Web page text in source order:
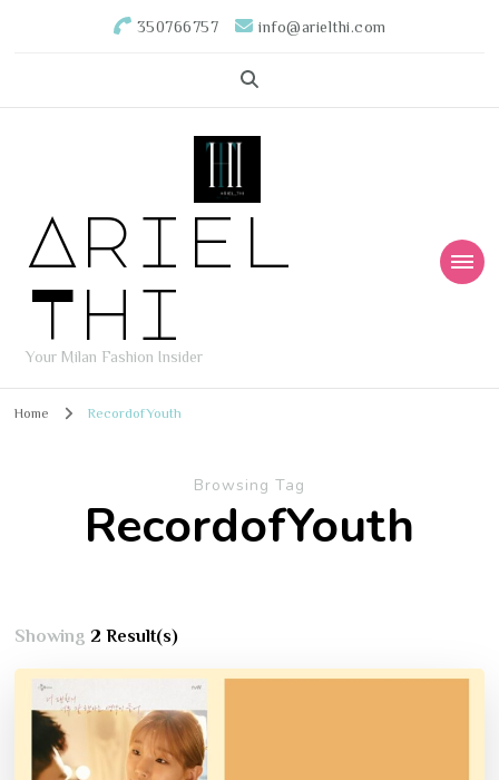
350766757 info@arielthi.com
Ariel
Thi
Your Milan Fashion Insider
Home RecordofYouth
Browsing Tag
RecordofYouth
Showing 2 Result(s)